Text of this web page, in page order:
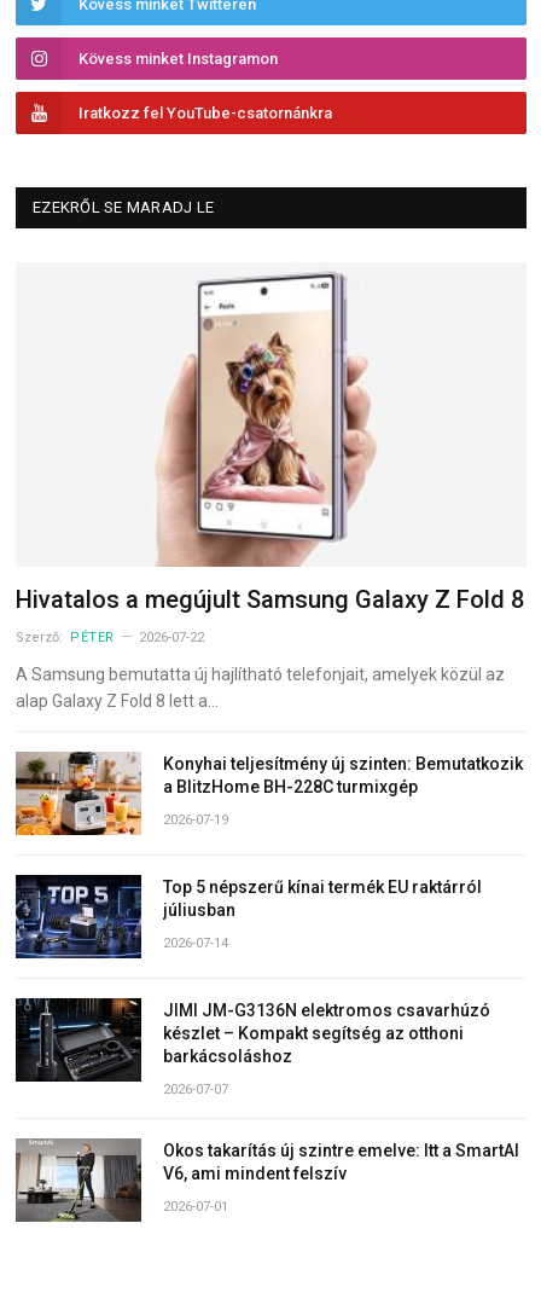
Kövess minket Twitteren
Kövess minket Instagramon
Iratkozz fel YouTube-csatornánkra
EZEKRŐL SE MARADJ LE
Hivatalos a megújult Samsung Galaxy Z Fold 8
Szerző: PÉTER 2026-07-22
A Samsung bemutatta új hajlítható telefonjait, amelyek közül az
alap Galaxy Z Fold 8 lett a…
Konyhai teljesítmény új szinten: Bemutatkozik
a BlitzHome BH-228C turmixgép
2026-07-19
Top 5 népszerű kínai termék EU raktárról
júliusban
2026-07-14
JIMI JM-G3136N elektromos csavarhúzó
készlet – Kompakt segítség az otthoni
barkácsoláshoz
2026-07-07
Okos takarítás új szintre emelve: Itt a SmartAI
V6, ami mindent felszív
2026-07-01